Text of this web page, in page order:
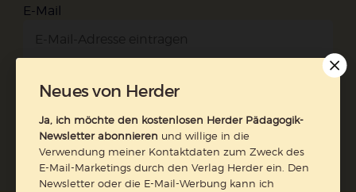
E-Mail
Neues von Herder
Ja, ich möchte den kostenlosen Herder Pädagogik-
Newsletter abonnieren und willige in die
Verwendung meiner Kontaktdaten zum Zweck des
E-Mail-Marketings durch den Verlag Herder ein. Den
Newsletter oder die E-Mail-Werbung kann ich